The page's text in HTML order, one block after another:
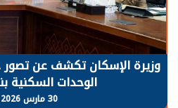
وزيرة الإسكان تكشف عن
الوحدات السكنية